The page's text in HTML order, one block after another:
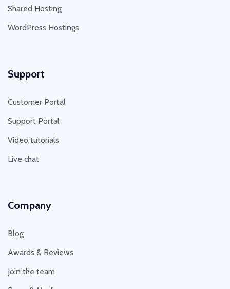
Shared Hosting
WordPress Hostings
Support
Customer Portal
Support Portal
Video tutorials
Live chat
Company
Blog
Awards & Reviews
Join the team